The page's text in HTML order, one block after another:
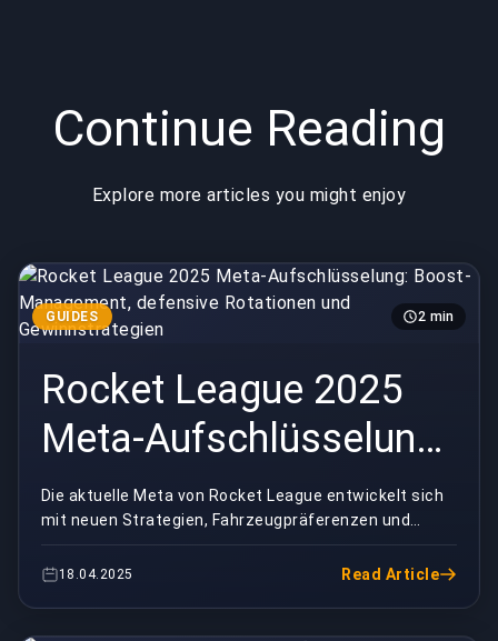
Continue Reading
Explore more articles you might enjoy
GUIDES 2 min
Rocket League 2025
Meta-Aufschlüsselung:
Boost-Management,
defensive Rotationen
und Gewinnstrategien
Die aktuelle Meta von Rocket League entwickelt sich
mit neuen Strategien, Fahrzeugpräferenzen und
Gameplay-Mechaniken, die das kompetitive Spiel
beein...
18.04.2025 Read Article